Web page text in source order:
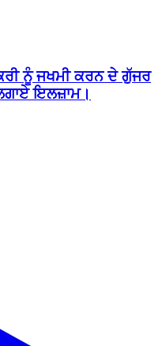
ਨੂੰ ਜਖਮੀ ਕਰਨ ਦੇ ਗੁੱਜਰ
ਇਲਜ਼ਾਮ।